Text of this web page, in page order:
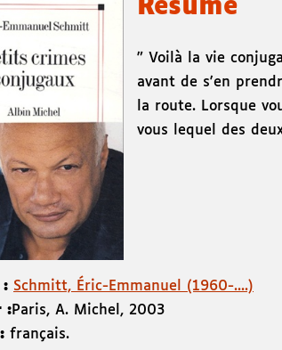
Résumé
" Voilà la vie
avant de s'en
la route. Lorsque
vous lequel des
: Schmitt, Éric-Emmanuel (1960-....)
:Paris, A. Michel , 2003
français.